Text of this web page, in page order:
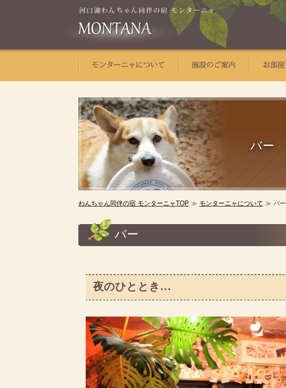
バー
わんちゃん同伴の宿 モンターニャTOP ≫ モンターニャについて ≫ バー
バー
夜のひととき…